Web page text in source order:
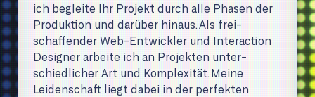
ich begleite Ihr Projekt durch alle Phasen der
Pro­duk­tion und darüber hinaus. Als frei­
schaffender Web-Entwickler und Interaction
Designer arbeite ich an Projekten unter­
schied­licher Art und Kom­plexität. Meine
Leidenschaft liegt dabei in der perfekten